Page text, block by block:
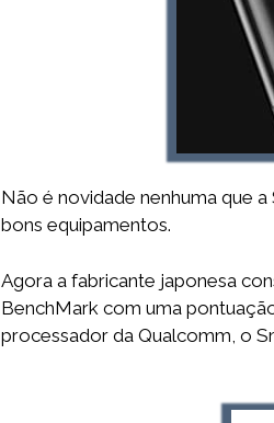
Não é novidade nenhuma que
bons equipamentos.
Agora a fabricante japonesa
BenchMark com uma
processador da Qualcomm, o